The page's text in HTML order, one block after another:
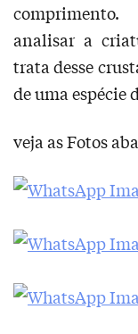
comprimento.
analisar a
trata desse
de uma espécie
veja as Fotos